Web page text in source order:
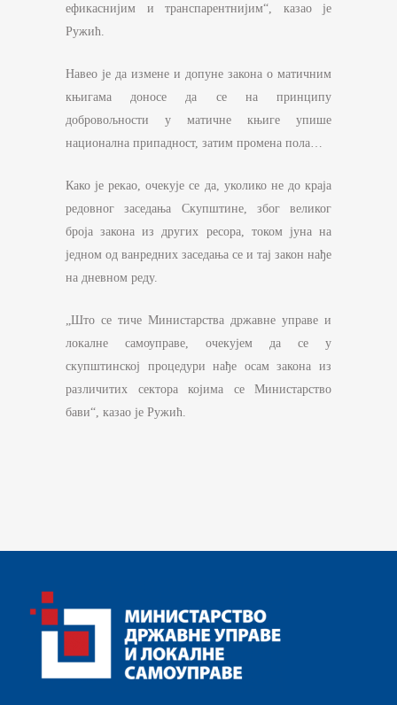
ефикаснијим и транспарентнијим“, казао је
Ружић.
Навео је да измене и допуне закона о матичним
књигама доносе да се на принципу
добровољности у матичне књиге упише
национална припадност, затим промена пола…
Како је рекао, очекује се да, уколико не до краја
редовног заседања Скупштине, због великог
броја закона из других ресора, током јуна на
једном од ванредних заседања се и тај закон нађе
на дневном реду.
„Што се тиче Министарства државне управе и
локалне самоуправе, очекујем да се у
скупштинској процедури нађе осам закона из
различитих сектора којима се Министарство
бави“, казао је Ружић.